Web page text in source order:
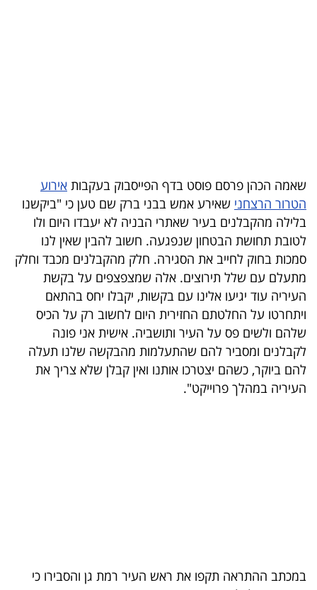
הכלכלי
פודקאסט
40
UNDER
40
שיתופי
פעולה
שאמה הכהן פרסם פוסט בדף הפייסבוק בעקבות אירוע
הטרור הרצחני שאירע אמש בבני ברק שם טען כי "ביקשנו
בלילה מהקבלנים בעיר שאתרי הבניה לא יעבדו היום ולו
לטובת תחושת הבטחון שנפגעה. חשוב להבין שאין לנו
סמכות בחוק לחייב את הסגירה. חלק מהקבלנים מכבד וחלק
מתעלם עם שלל תירוצים. אלה שמצפצפים על בקשת
העיריה עוד יגיעו אלינו עם בקשות, יקבלו יחס בהתאם
ויתחרטו על החלטתם החזירית היום לחשוב רק על הכיס
שלהם ולשים פס על העיר ותושביה. אישית אני פונה
לקבלנים ומסביר להם שהתעלמות מהבקשה שלנו תעלה
להם ביוקר, כשהם יצטרכו אותנו ואין קבלן שלא צריך את
העיריה במהלך פרוייקט".
במכתב ההתראה תקפו את ראש העיר רמת גן והסבירו כי